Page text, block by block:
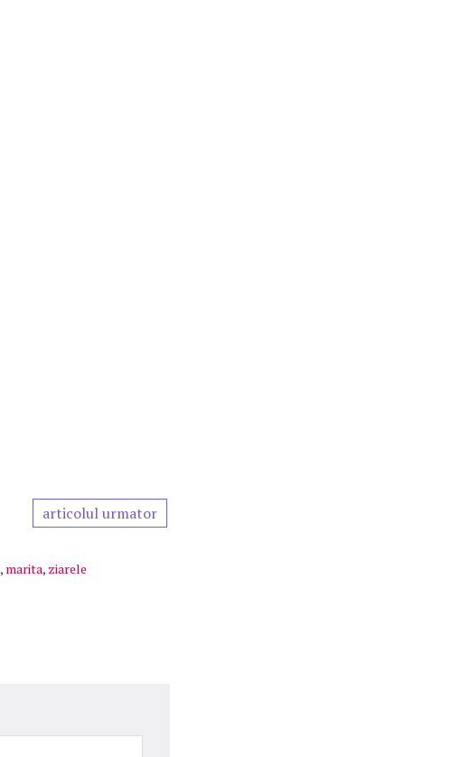
articolul urmator
, marita, ziarele